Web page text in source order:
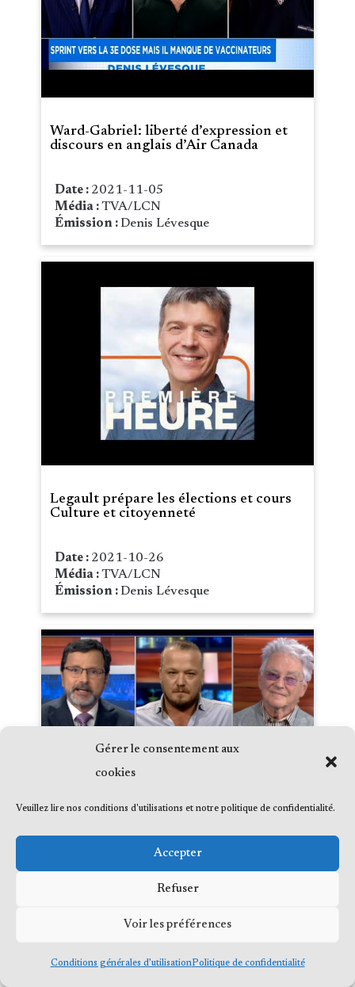
Gérer le consentement aux
cookies
Veuillez lire nos conditions d'utilisations et notre politique de confidentialité.
Accepter
Refuser
Voir les préférences
Conditions générales d’utilisationPolitique de confidentialité
Ward-Gabriel: liberté d’expression et
discours en anglais d’Air Canada
Date : 2021-11-05
Média :TVA/LCN
Émission : Denis Lévesque
Legault prépare les élections et cours
Culture et citoyenneté
Date : 2021-10-26
Média :TVA/LCN
Émission : Denis Lévesque
Canadiens de Montréal et le territoire
Date :2021-10-20
TVA/LCN